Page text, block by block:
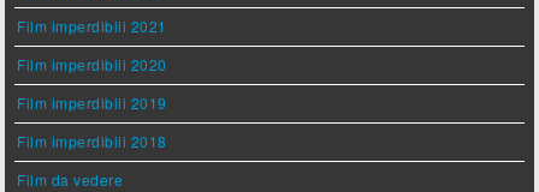
Film imperdibili 2021
Film imperdibili 2020
Film imperdibili 2019
Film imperdibili 2018
Film da vedere